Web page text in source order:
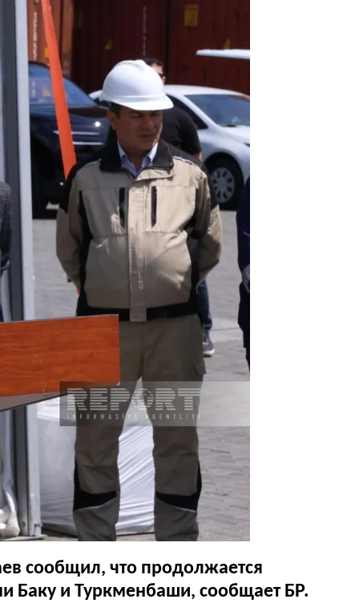
сообщил, что продолжается
Баку и Туркменбаши, сообщает БР.